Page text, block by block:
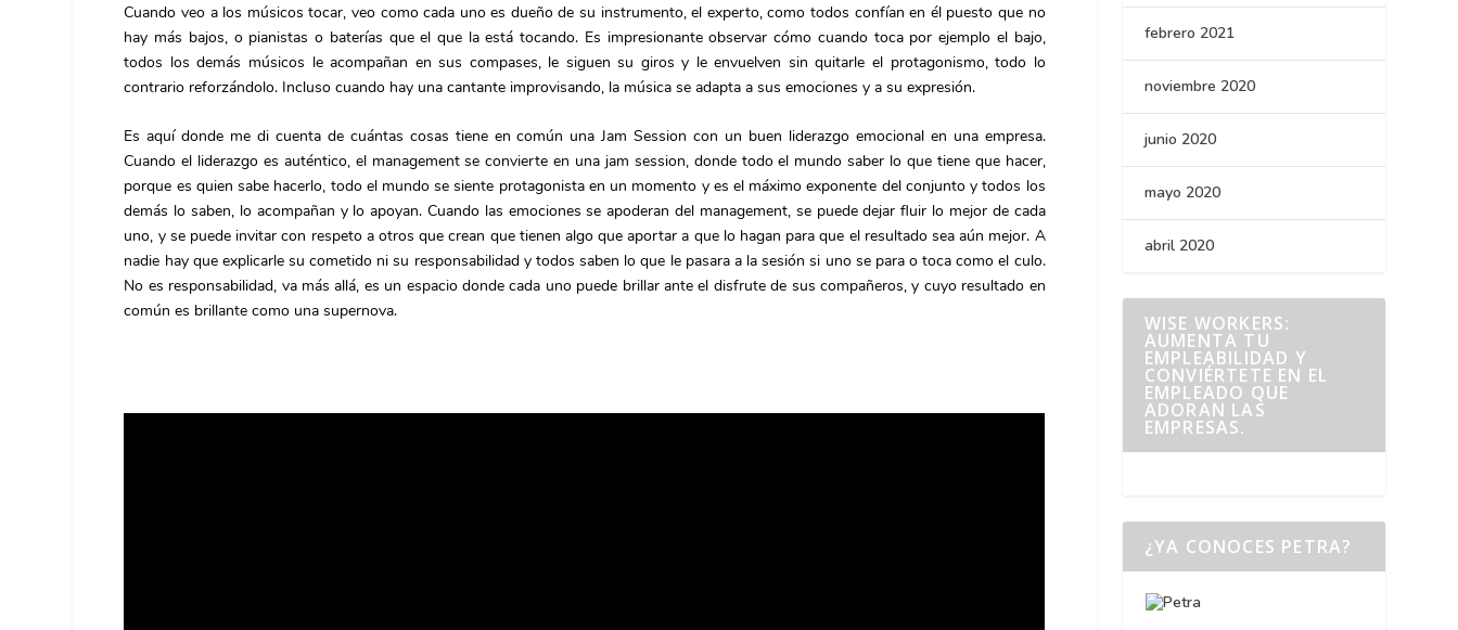
Cuando veo a los músicos tocar, veo como cada uno es dueño de su instrumento, el experto, como todos confían en él puesto que no
hay más bajos, o pianistas o baterías que el que la está tocando. Es impresionante observar cómo cuando toca por ejemplo el bajo,
todos los demás músicos le acompañan en sus compases, le siguen su giros y le envuelven sin quitarle el protagonismo, todo lo
contrario reforzándolo. Incluso cuando hay una cantante improvisando, la música se adapta a sus emociones y a su expresión.
Es aquí donde me di cuenta de cuántas cosas tiene en común una Jam Session con un buen liderazgo emocional en una empresa.
Cuando el liderazgo es auténtico, el management se convierte en una jam session, donde todo el mundo saber lo que tiene que hacer,
porque es quien sabe hacerlo, todo el mundo se siente protagonista en un momento y es el máximo exponente del conjunto y todos los
demás lo saben, lo acompañan y lo apoyan. Cuando las emociones se apoderan del management, se puede dejar fluir lo mejor de cada
uno, y se puede invitar con respeto a otros que crean que tienen algo que aportar a que lo hagan para que el resultado sea aún mejor. A
nadie hay que explicarle su cometido ni su responsabilidad y todos saben lo que le pasara a la sesión si uno se para o toca como el culo.
No es responsabilidad, va más allá, es un espacio donde cada uno puede brillar ante el disfrute de sus compañeros, y cuyo resultado en
común es brillante como una supernova.
febrero 2021
noviembre 2020
junio 2020
mayo 2020
abril 2020
WISE WORKERS:
AUMENTA TU
EMPLEABILIDAD Y
CONVIÉRTETE EN EL
EMPLEADO QUE
ADORAN LAS
EMPRESAS.
¿YA CONOCES PETRA?